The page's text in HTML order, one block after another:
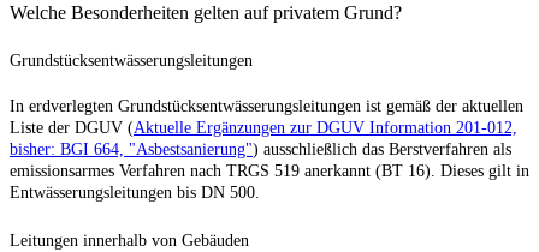
Welche Besonderheiten gelten auf privatem Grund?
Grundstücksentwässerungsleitungen
In erdverlegten Grundstücksentwässerungsleitungen ist gemäß der aktuellen
Liste der DGUV (Aktuelle Ergänzungen zur DGUV Information 201-012,
bisher: BGI 664, "Asbestsanierung") ausschließlich das Berstverfahren als
emissionsarmes Verfahren nach TRGS 519 anerkannt (BT 16). Dieses gilt in
Entwässerungsleitungen bis DN 500.
Leitungen innerhalb von Gebäuden